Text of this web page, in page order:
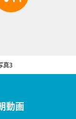
真3
動画